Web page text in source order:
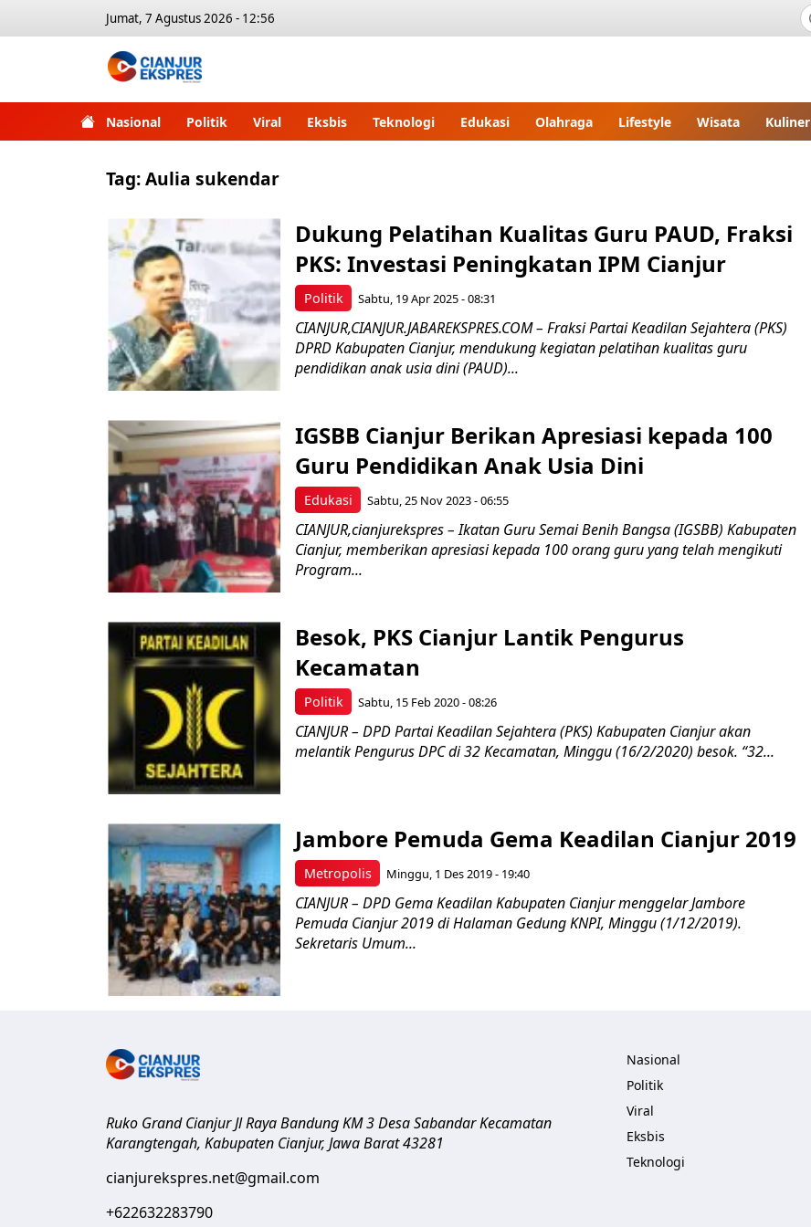
Jumat, 7 Agustus 2026 - 12:56
Nasional Politik Viral Eksbis Teknologi Edukasi Olahraga Lifestyle Wisata Kuliner
Tag:Aulia sukendar
Politik
Dukung Pelatihan Kualitas Guru PAUD, Fraksi
PKS: Investasi Peningkatan IPM Cianjur
Sabtu, 19 Apr 2025 - 08:31
CIANJUR,CIANJUR.JABAREKSPRES.COM – Fraksi Partai Keadilan Sejahtera (PKS)
DPRD Kabupaten Cianjur, mendukung kegiatan pelatihan kualitas guru
pendidikan anak usia dini (PAUD)...
Edukasi
IGSBB Cianjur Berikan Apresiasi kepada 100
Guru Pendidikan Anak Usia Dini
Sabtu, 25 Nov 2023 - 06:55
CIANJUR,cianjurekspres – Ikatan Guru Semai Benih Bangsa (IGSBB) Kabupaten
Cianjur, memberikan apresiasi kepada 100 orang guru yang telah mengikuti
Program...
Politik
Besok, PKS Cianjur Lantik Pengurus
Kecamatan
Sabtu, 15 Feb 2020 - 08:26
CIANJUR – DPD Partai Keadilan Sejahtera (PKS) Kabupaten Cianjur akan
melantik Pengurus DPC di 32 Kecamatan, Minggu (16/2/2020) besok. “32...
Metropolis
Jambore Pemuda Gema Keadilan Cianjur 2019
Minggu, 1 Des 2019 - 19:40
CIANJUR – DPD Gema Keadilan Kabupaten Cianjur menggelar Jambore
Pemuda Cianjur 2019 di Halaman Gedung KNPI, Minggu (1/12/2019).
Sekretaris Umum...
Ruko Grand Cianjur Jl Raya Bandung KM 3 Desa SabandarKecamatan
Karangtengah, Kabupaten Cianjur, Jawa Barat43281
cianjurekspres.net@gmail.com
+622632283790
Nasional
Politik
Viral
Eksbis
Teknologi